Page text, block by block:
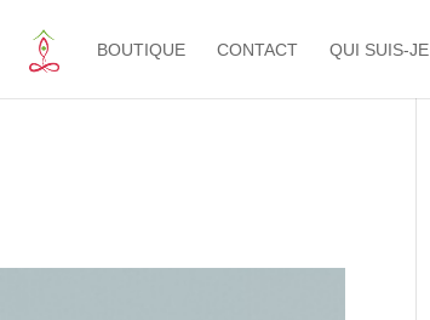
BOUTIQUE CONTACT QUI SUIS-JE